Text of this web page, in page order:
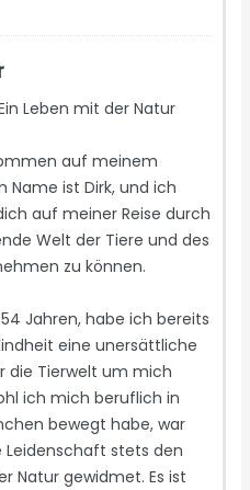
Leben mit der Natur
auf meinem
Name ist Dirk, und ich
auf meiner Reise durch
Welt der Tiere und des
zu können.
Jahren, habe ich bereits
eine unersättliche
die Tierwelt um mich
ich mich beruflich in
bewegt habe, war
Leidenschaft stets den
Natur gewidmet. Es ist